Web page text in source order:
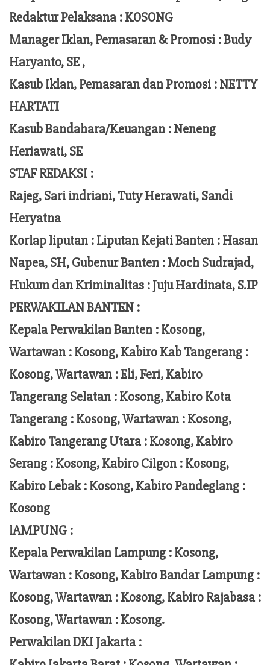
Redaktur Pelaksana :KOSONG
Manager Iklan, Pemasaran & Promosi :Budy
Haryanto, SE ,
Kasub Iklan, Pemasaran dan Promosi :NETTY
HARTATI
Kasub Bandahara/Keuangan :Neneng
Heriawati, SE
STAF REDAKSI :
Rajeg, Sari indriani, Tuty Herawati, Sandi
Heryatna
Korlap liputan :Liputan Kejati Banten : Hasan
Napea, SH,Gubenur Banten : MochSudrajad,
Hukum dan Kriminalitas :Juju Hardinata, S.IP
PERWAKILAN BANTEN :
Kepala Perwakilan Banten : Kosong,
Wartawan : Kosong, Kabiro Kab Tangerang :
Kosong,Wartawan :Eli, Feri, Kabiro
Tangerang Selatan : Kosong, Kabiro Kota
Tangerang :Kosong, Wartawan : Kosong,
Kabiro Tangerang Utara : Kosong, Kabiro
Serang : Kosong, Kabiro Cilgon : Kosong,
Kabiro Lebak : Kosong, Kabiro Pandeglang :
Kosong
lAMPUNG :
Kepala Perwakilan Lampung :Kosong,
Wartawan : Kosong, Kabiro Bandar Lampung :
Kosong, Wartawan : Kosong, Kabiro Rajabasa :
Kosong, Wartawan : Kosong.
Perwakilan DKI Jakarta :